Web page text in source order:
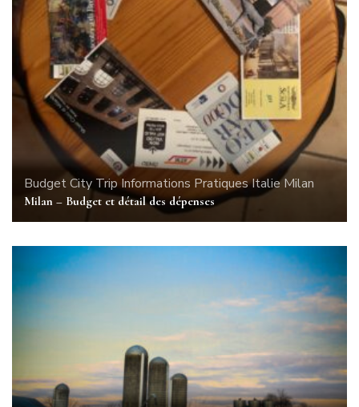
BudgetCity TripInformations PratiquesItalie Milan
Milan – Budget et détail des dépenses